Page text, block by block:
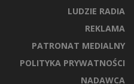
LUDZIE RADIA
REKLAMA
PATRONAT MEDIALNY
POLITYKA PRYWATNOŚCI
NADAWCA